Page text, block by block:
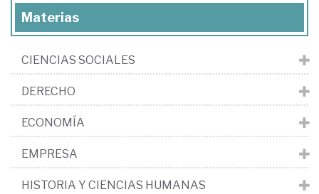
Materias
CIENCIAS SOCIALES
DERECHO
ECONOMÍA
EMPRESA
HISTORIA Y CIENCIAS HUMANAS